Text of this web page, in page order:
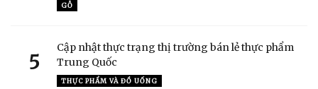
GỖ
5
Cập nhật thực trạng thị trường bán lẻ thực phẩm
Trung Quốc
THỰC PHẨM VÀ ĐỒ UỐNG